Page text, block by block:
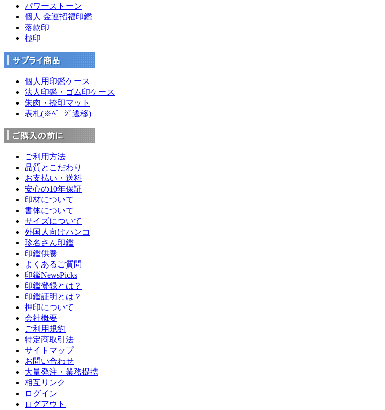
パワーストーン
個人 金運招福印鑑
落款印
極印
個人用印鑑ケース
法人印鑑・ゴム印ケース
朱肉・捺印マット
表札(※ﾍﾟｰｼﾞ遷移)
ご利用方法
品質とこだわり
お支払い・送料
安心の10年保証
印材について
書体について
サイズについて
外国人向けハンコ
珍名さん印鑑
印鑑供養
よくあるご質問
印鑑NewsPicks
印鑑登録とは？
印鑑証明とは？
押印について
会社概要
ご利用規約
特定商取引法
サイトマップ
お問い合わせ
大量発注・業務提携
相互リンク
ログイン
ログアウト